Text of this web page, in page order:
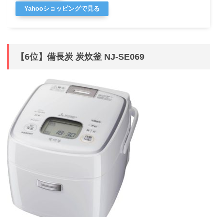
Yahooショッピングで見る
【6位】備長炭 炭炊釜 NJ-SE069